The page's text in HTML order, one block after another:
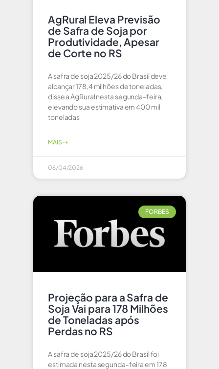
AgRural Eleva Previsão
de Safra de Soja por
Produtividade, Apesar
de Corte no RS
A safra de soja 2025/26 do Brasil deve
alcançar 178,4 milhões de toneladas,
disse a AgRural nesta segunda-feira,
elevando sua estimativa em 400 mil
toneladas
MAIS ⇢
06/04/2026
FORBES
Projeção para a Safra de
Soja Vai para 178 Milhões
de Toneladas após
Perdas no RS
A safra de soja 2025/26 do Brasil foi
estimada nesta segunda-feira em 178